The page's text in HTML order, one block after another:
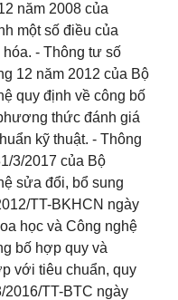
năm 2008 của
một số điều của
- Thông tư số
12 năm 2012 của Bộ
quy định về công bố
thức đánh giá
kỹ thuật. - Thông
3/2017 của Bộ
sửa đổi, bổ sung
TT-BKHCN ngày
học và Công nghệ
bố hợp quy và
với tiêu chuẩn, quy
2016/TT-BTC ngày